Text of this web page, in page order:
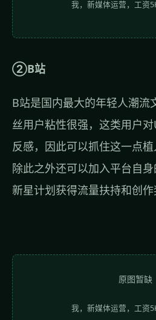
我，新媒体运营，工资
②B站
B站是国内最大的年轻人潮流
丝用户粘性很强，这类用户
反感，因此可以抓住这一点植
除此之外还可以加入平台自
新星计划获得流量扶持和创作
原图暂缺
我，新媒体运营，工资